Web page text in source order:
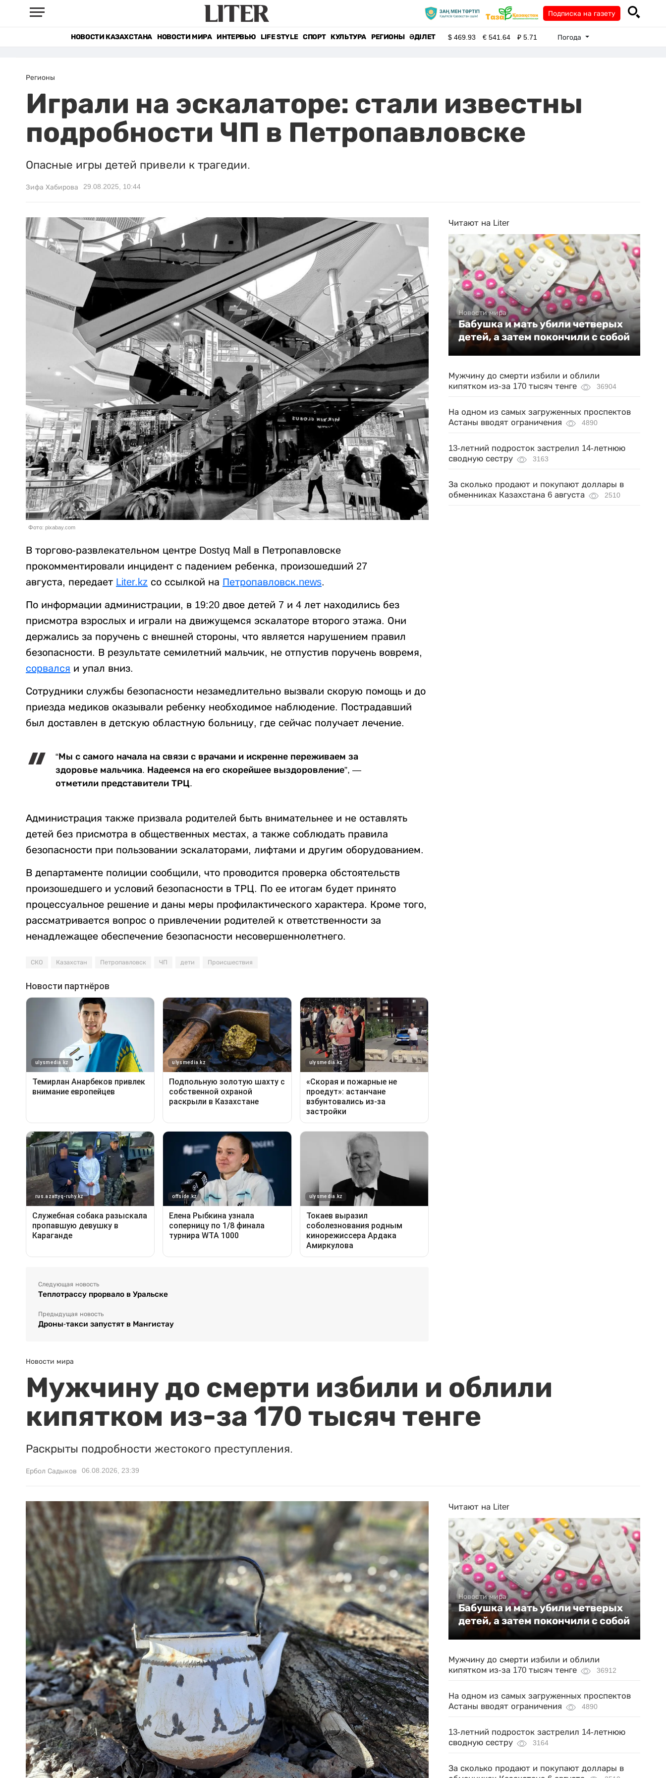
Подписка на газету
НОВОСТИ КАЗАХСТАНА НОВОСТИ МИРА ИНТЕРВЬЮ LIFE STYLE СПОРТ КУЛЬТУРА РЕГИОНЫ ӘДІЛЕТ $469.93 €541.64 ₽5.71 Погода
Регионы
Играли на эскалаторе: стали известны
подробности ЧП в Петропавловске
Опасные игры детей привели к трагедии.
Зифа Хабирова 29.08.2025, 10:44
Фото: pixabay.com
В торгово-развлекательном центре Dostyq Mall в Петропавловске
прокомментировали инцидент с падением ребенка, произошедший 27
августа, передает Liter.kz со ссылкой на Петропавловск.news.
По информации администрации, в 19:20 двое детей 7 и 4 лет находились без
присмотра взрослых и играли на движущемся эскалаторе второго этажа. Они
держались за поручень с внешней стороны, что является нарушением правил
безопасности. В результате семилетний мальчик, не отпустив поручень вовремя,
сорвался и упал вниз.
Сотрудники службы безопасности незамедлительно вызвали скорую помощь и до
приезда медиков оказывали ребенку необходимое наблюдение. Пострадавший
был доставлен в детскую областную больницу, где сейчас получает лечение.
“Мы с самого начала на связи с врачами и искренне переживаем за
здоровье мальчика. Надеемся на его скорейшее выздоровление”, —
отметили представители ТРЦ.
Администрация также призвала родителей быть внимательнее и не оставлять
детей без присмотра в общественных местах, а также соблюдать правила
безопасности при пользовании эскалаторами, лифтами и другим оборудованием.
В департаменте полиции сообщили, что проводится проверка обстоятельств
произошедшего и условий безопасности в ТРЦ. По ее итогам будет принято
процессуальное решение и даны меры профилактического характера. Кроме того,
рассматривается вопрос о привлечении родителей к ответственности за
ненадлежащее обеспечение безопасности несовершеннолетнего.
СКО Казахстан Петропавловск ЧП дети Происшествия
Следующая новость
Теплотрассу прорвало в Уральске
Предыдущая новость
Дроны-такси запустят в Мангистау
Читают на Liter
Новости мира
Бабушка и мать убили четверых
детей, а затем покончили с собой
Мужчину до смерти избили и облили
кипятком из-за 170 тысяч тенге
36904
На одном из самых загруженных проспектов
Астаны вводят ограничения
4890
13-летний подросток застрелил 14-летнюю
сводную сестру
3163
За сколько продают и покупают доллары в
обменниках Казахстана 6 августа
2510
Новости мира
Мужчину до смерти избили и облили
кипятком из-за 170 тысяч тенге
Раскрыты подробности жестокого преступления.
Ербол Садыков 06.08.2026, 23:39
Читают на Liter
Новости мира
Бабушка и мать убили четверых
детей, а затем покончили с собой
Мужчину до смерти избили и облили
кипятком из-за 170 тысяч тенге
36912
На одном из самых загруженных проспектов
Астаны вводят ограничения
4890
13-летний подросток застрелил 14-летнюю
сводную сестру
3164
За сколько продают и покупают доллары в